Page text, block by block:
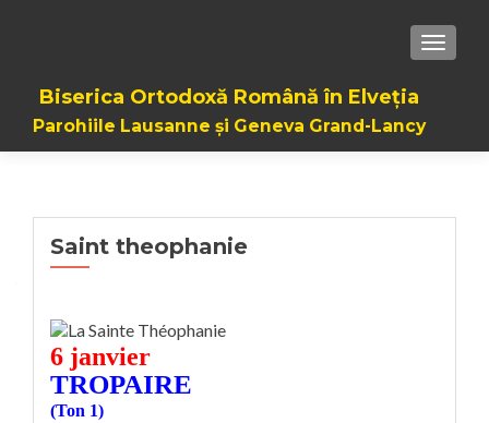
Biserica Ortodoxă Română în Elveția
Parohiile Lausanne și Geneva Grand-Lancy
Saint theophanie
6 janvier
TROPAIRE
(Ton 1)